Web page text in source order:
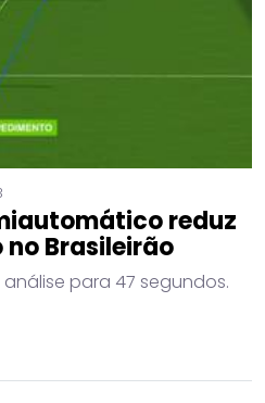
reduz
Brasileirão
para 47 segundos.